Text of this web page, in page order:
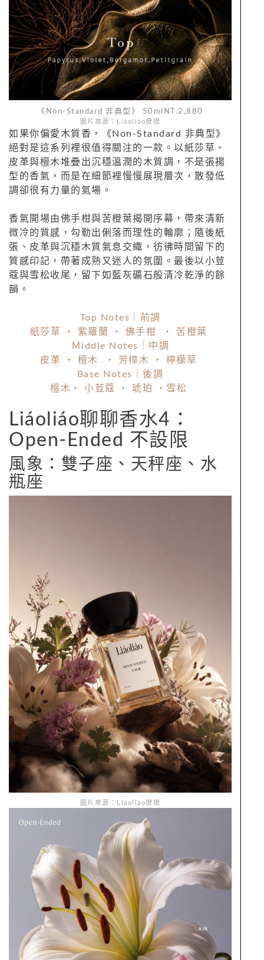
《Non-Standard 非典型》 50mlNT.2,880
圖片來源：Liáoliáo撩撩
如果你偏愛木質香，《Non-Standard 非典型》
絕對是這系列裡很值得關注的一款。以紙莎草、
皮革與檀木堆疊出沉穩溫潤的木質調，不是張揚
型的香氣，而是在細節裡慢慢展現層次，散發低
調卻很有力量的氣場。
香氣開場由佛手柑與苦橙葉揭開序幕，帶來清新
微冷的質感，勾勒出俐落而理性的輪廓；隨後紙
張、皮革與沉穩木質氣息交織，彷彿時間留下的
質感印記，帶著成熟又迷人的氛圍。最後以小荳
蔻與雪松收尾，留下如藍灰礦石般清冷乾淨的餘
韻。
Top Notes｜前調
紙莎草 ・ 紫羅蘭 ・ 佛手柑 ・ 苦橙葉
Ｍiddle Notes｜中調
皮革 ・ 檀木 ・ 芳樟木 ・ 檸檬草
Base Notes｜後調
檀木・ 小荳蔻 ・ 琥珀 ・雪松
Liáoliáo聊聊香水4：
Open-Ended 不設限
風象：雙子座、天秤座、水
瓶座
圖片來源：Liáoliáo撩撩